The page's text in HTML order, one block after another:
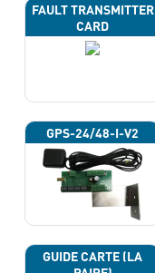
FAULT TRANSMITTER
CARD
GPS-24/48-I-V2
GUIDE CARTE (LA